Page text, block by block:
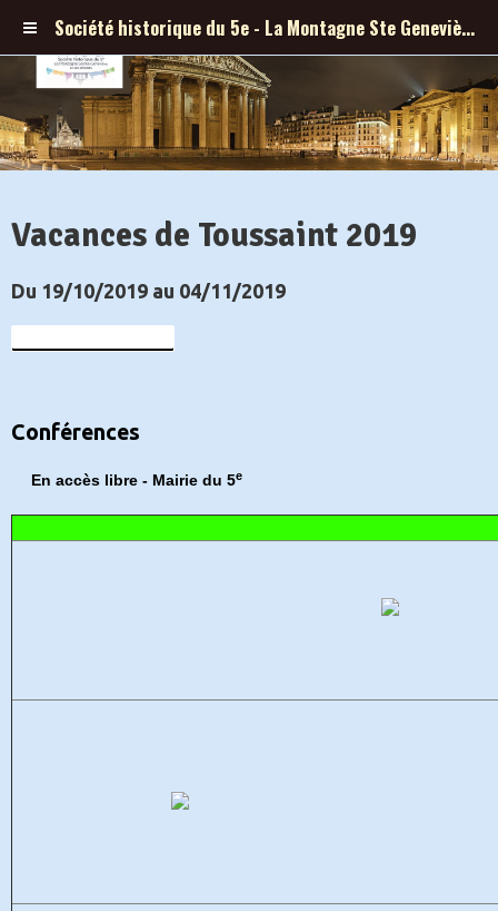
Société historique du 5e - La Montagne Ste Geneviève et ses abords
Vacances de Toussaint 2019
Du 19/10/2019 au 04/11/2019
Conférences
En accès libre - Mairie du 5e